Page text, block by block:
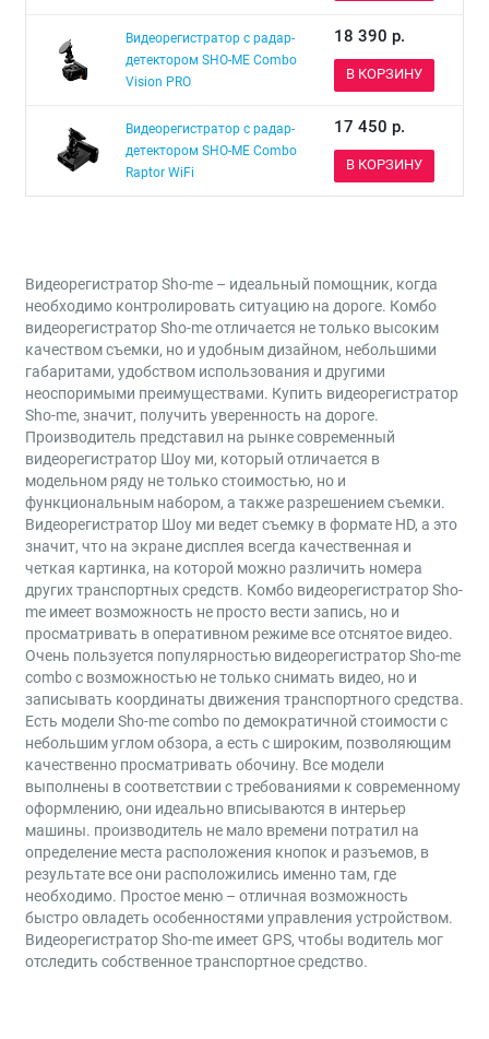
Видеорегистратор с радар-
детектором SHO-ME Combo
Vision PRO
18 390 р.
В КОРЗИНУ
Видеорегистратор с радар-
детектором SHO-ME Combo
Raptor WiFi
17 450 р.
В КОРЗИНУ
Видеорегистратор Sho-me – идеальный помощник, когда
необходимо контролировать ситуацию на дороге. Комбо
видеорегистратор Sho-me отличается не только высоким
качеством съемки, но и удобным дизайном, небольшими
габаритами, удобством использования и другими
неоспоримыми преимуществами. Купить видеорегистратор
Sho-me, значит, получить уверенность на дороге.
Производитель представил на рынке современный
видеорегистратор Шоу ми, который отличается в
модельном ряду не только стоимостью, но и
функциональным набором, а также разрешением съемки.
Видеорегистратор Шоу ми ведет съемку в формате HD, а это
значит, что на экране дисплея всегда качественная и
четкая картинка, на которой можно различить номера
других транспортных средств. Комбо видеорегистратор Sho-
me имеет возможность не просто вести запись, но и
просматривать в оперативном режиме все отснятое видео.
Очень пользуется популярностью видеорегистратор Sho-me
combo с возможностью не только снимать видео, но и
записывать координаты движения транспортного средства.
Есть модели Sho-me combo по демократичной стоимости с
небольшим углом обзора, а есть с широким, позволяющим
качественно просматривать обочину. Все модели
выполнены в соответствии с требованиями к современному
оформлению, они идеально вписываются в интерьер
машины. производитель не мало времени потратил на
определение места расположения кнопок и разъемов, в
результате все они расположились именно там, где
необходимо. Простое меню – отличная возможность
быстро овладеть особенностями управления устройством.
Видеорегистратор Sho-me имеет GPS, чтобы водитель мог
отследить собственное транспортное средство.